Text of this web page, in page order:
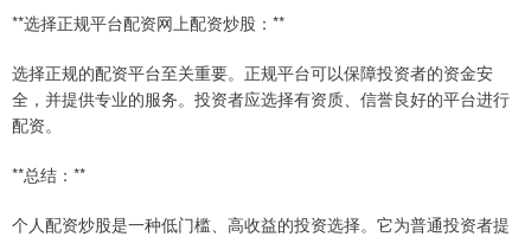
**选择正规平台配资网上配资炒股：**
选择正规的配资平台至关重要。正规平台可以保障投资者的资金安
全，并提供专业的服务。投资者应选择有资质、信誉良好的平台进行
配资。
**总结：**
个人配资炒股是一种低门槛、高收益的投资选择。它为普通投资者提